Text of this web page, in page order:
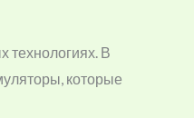
технологиях. В
которые